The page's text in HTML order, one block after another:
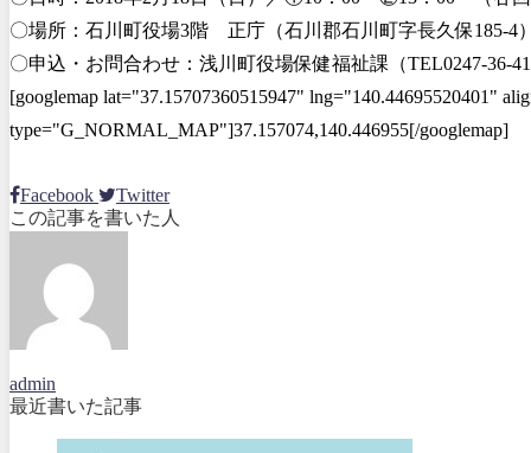
〇場所：石川町役場3階 正庁（石川郡石川町字長久保185-4
〇申込・お問合わせ：浅川町役場保健福祉課（TEL0247-36-
[googlemap lat="37.15707360515947" lng="140.44695520401"
type="G_NORMAL_MAP"]37.157074,140.446955[/googlemap]
Facebook
Twitter
この記事を書いた人
admin
最近書いた記事